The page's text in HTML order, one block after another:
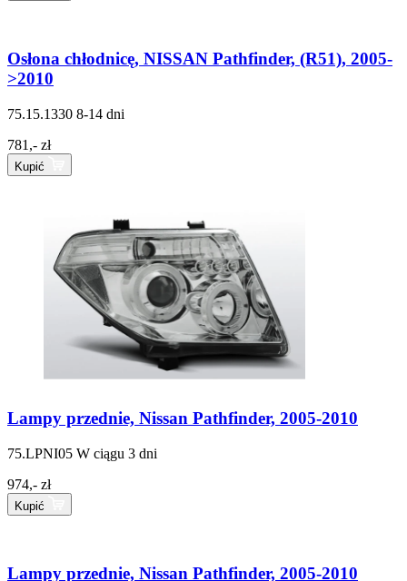
Osłona chłodnicę, NISSAN Pathfinder, (R51), 2005-
>2010
75.15.1330 8-14 dni
781,- zł
Kupić
Lampy przednie, Nissan Pathfinder, 2005-2010
75.LPNI05 W ciągu 3 dni
974,- zł
Kupić
Lampy przednie, Nissan Pathfinder, 2005-2010